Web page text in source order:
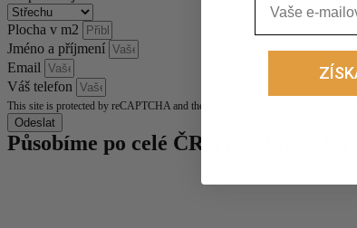
Plocha v m2
Jméno a příjmení
Email
Váš telefon
This site is protected by reCAPTCHA and the Google
Odeslat
Působíme po celé ČR